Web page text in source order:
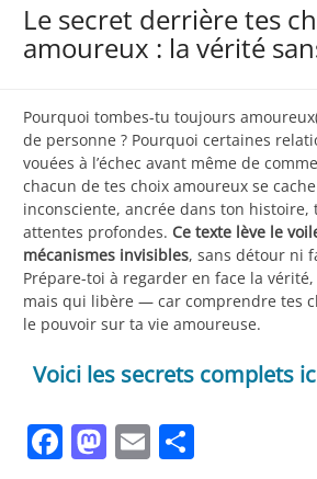
Le secret derrière tes
amoureux : la vérité
Pourquoi tombes-tu toujours
de personne ? Pourquoi certaines
vouées à l’échec avant même de
chacun de tes choix amoureux se
inconsciente, ancrée dans ton histoire,
attentes profondes. Ce texte lève le
mécanismes invisibles, sans détour ni
Prépare-toi à regarder en face la
mais qui libère — car comprendre tes
le pouvoir sur ta vie amoureuse.
Voici les secrets complets
Facebook
Mastodon
Email